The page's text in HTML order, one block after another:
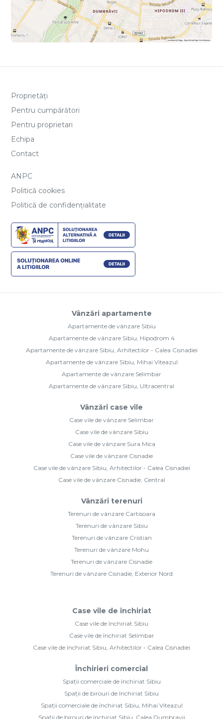
Proprietăți
Pentru cumpărători
Pentru proprietari
Echipa
Contact
ANPC
Politică cookies
Politică de confidențialitate
Vânzări apartamente
Apartamente de vânzare Sibiu
Apartamente de vânzare Sibiu, Hipodrom 4
Apartamente de vânzare Sibiu, Arhitectilor - Calea Cisnadiei
Apartamente de vânzare Sibiu, Mihai Viteazul
Apartamente de vânzare Selimbar
Apartamente de vânzare Sibiu, Ultracentral
Vânzări case vile
Case vile de vânzare Selimbar
Case vile de vânzare Sibiu
Case vile de vânzare Sura Mica
Case vile de vânzare Cisnadie
Case vile de vânzare Sibiu, Arhitectilor - Calea Cisnadiei
Case vile de vânzare Cisnadie, Central
Vânzări terenuri
Terenuri de vânzare Cartisoara
Terenuri de vânzare Sibiu
Terenuri de vânzare Cristian
Terenuri de vânzare Mohu
Terenuri de vânzare Cisnadie
Terenuri de vânzare Cisnadie, Exterior Nord
Case vile de închiriat
Case vile de închiriat Sibiu
Case vile de închiriat Selimbar
Case vile de închiriat Sibiu, Arhitectilor - Calea Cisnadiei
Închirieri comercial
Spații comerciale de închiriat Sibiu
Spații de birouri de închiriat Sibiu
Spații comerciale de închiriat Sibiu, Mihai Viteazul
Spații de birouri de închiriat Sibiu, Calea Dumbravii